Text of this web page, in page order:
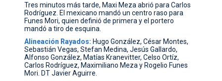
Tres minutos más tarde, Maxi Meza abrió para Carlos
Rodríguez. El mexicano mandó un centro raso para
Funes Mori, quien definió de primera y el portero
mandó a tiro de esquina.
Alineación Rayados: Hugo González, César Montes,
Sebastián Vegas, Stefan Medina, Jesús Gallardo,
Alfonso González, Matías Kranevitter, Celso Ortíz,
Carlos Rodríguez, Maximiliano Meza y Rogelio Funes
Mori. DT Javier Aguirre.